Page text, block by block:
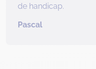
de handicap.
Pascal